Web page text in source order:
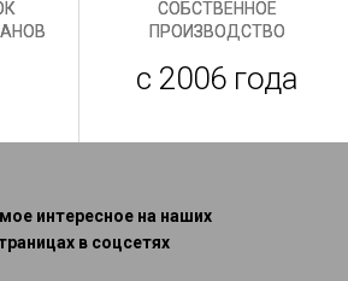
СОБСТВЕННОЕ
ПРОИЗВОДСТВО
с 2006 года
интересное на наших
в соцсетях